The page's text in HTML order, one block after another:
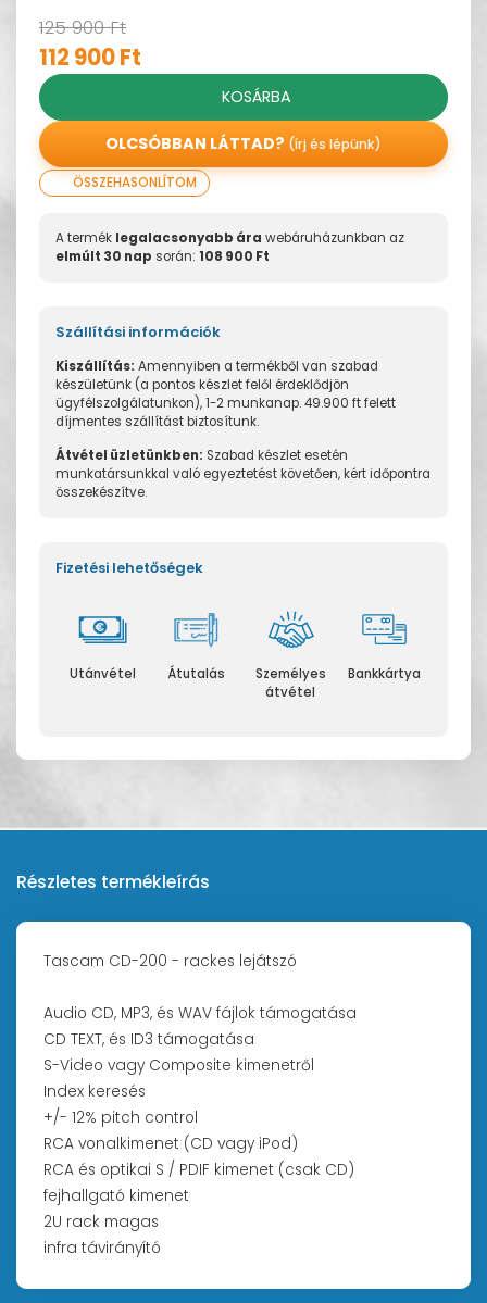
125 900 Ft
112 900 Ft
KOSÁRBA
OLCSÓBBAN LÁTTAD? (írj és lépünk)
ÖSSZEHASONLÍTOM
A termék legalacsonyabb ára webáruházunkban az
elmúlt 30 nap során: 108 900 Ft
Szállítási információk
Kiszállítás: Amennyiben a termékből van szabad
készületünk (a pontos készlet felől érdeklődjön
ügyfélszolgálatunkon), 1-2 munkanap. 49.900 ft felett
díjmentes szállítást biztosítunk.
Átvétel üzletünkben: Szabad készlet esetén
munkatársunkkal való egyeztetést követően, kért időpontra
összekészítve.
Fizetési lehetőségek
Utánvétel Átutalás
Személyes
átvétel
Bankkártya
Részletes termékleírás
Tascam CD-200 - rackes lejátszó
Audio CD, MP3, és WAV fájlok támogatása
CD TEXT, és ID3 támogatása
S-Video vagy Composite kimenetről
Index keresés
+/- 12% pitch control
RCA vonalkimenet (CD vagy iPod)
RCA és optikai S / PDIF kimenet (csak CD)
fejhallgató kimenet
2U rack magas
infra távirányító